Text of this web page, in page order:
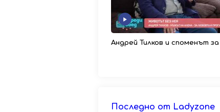
Андрей Тилков и споменът
Последно от Ladyzone